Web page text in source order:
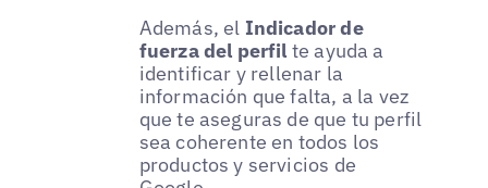
Además, el Indicador de
fuerza del perfil te ayuda a
identificar y rellenar la
información que falta, a la vez
que te aseguras de que tu perfil
sea coherente en todos los
productos y servicios de